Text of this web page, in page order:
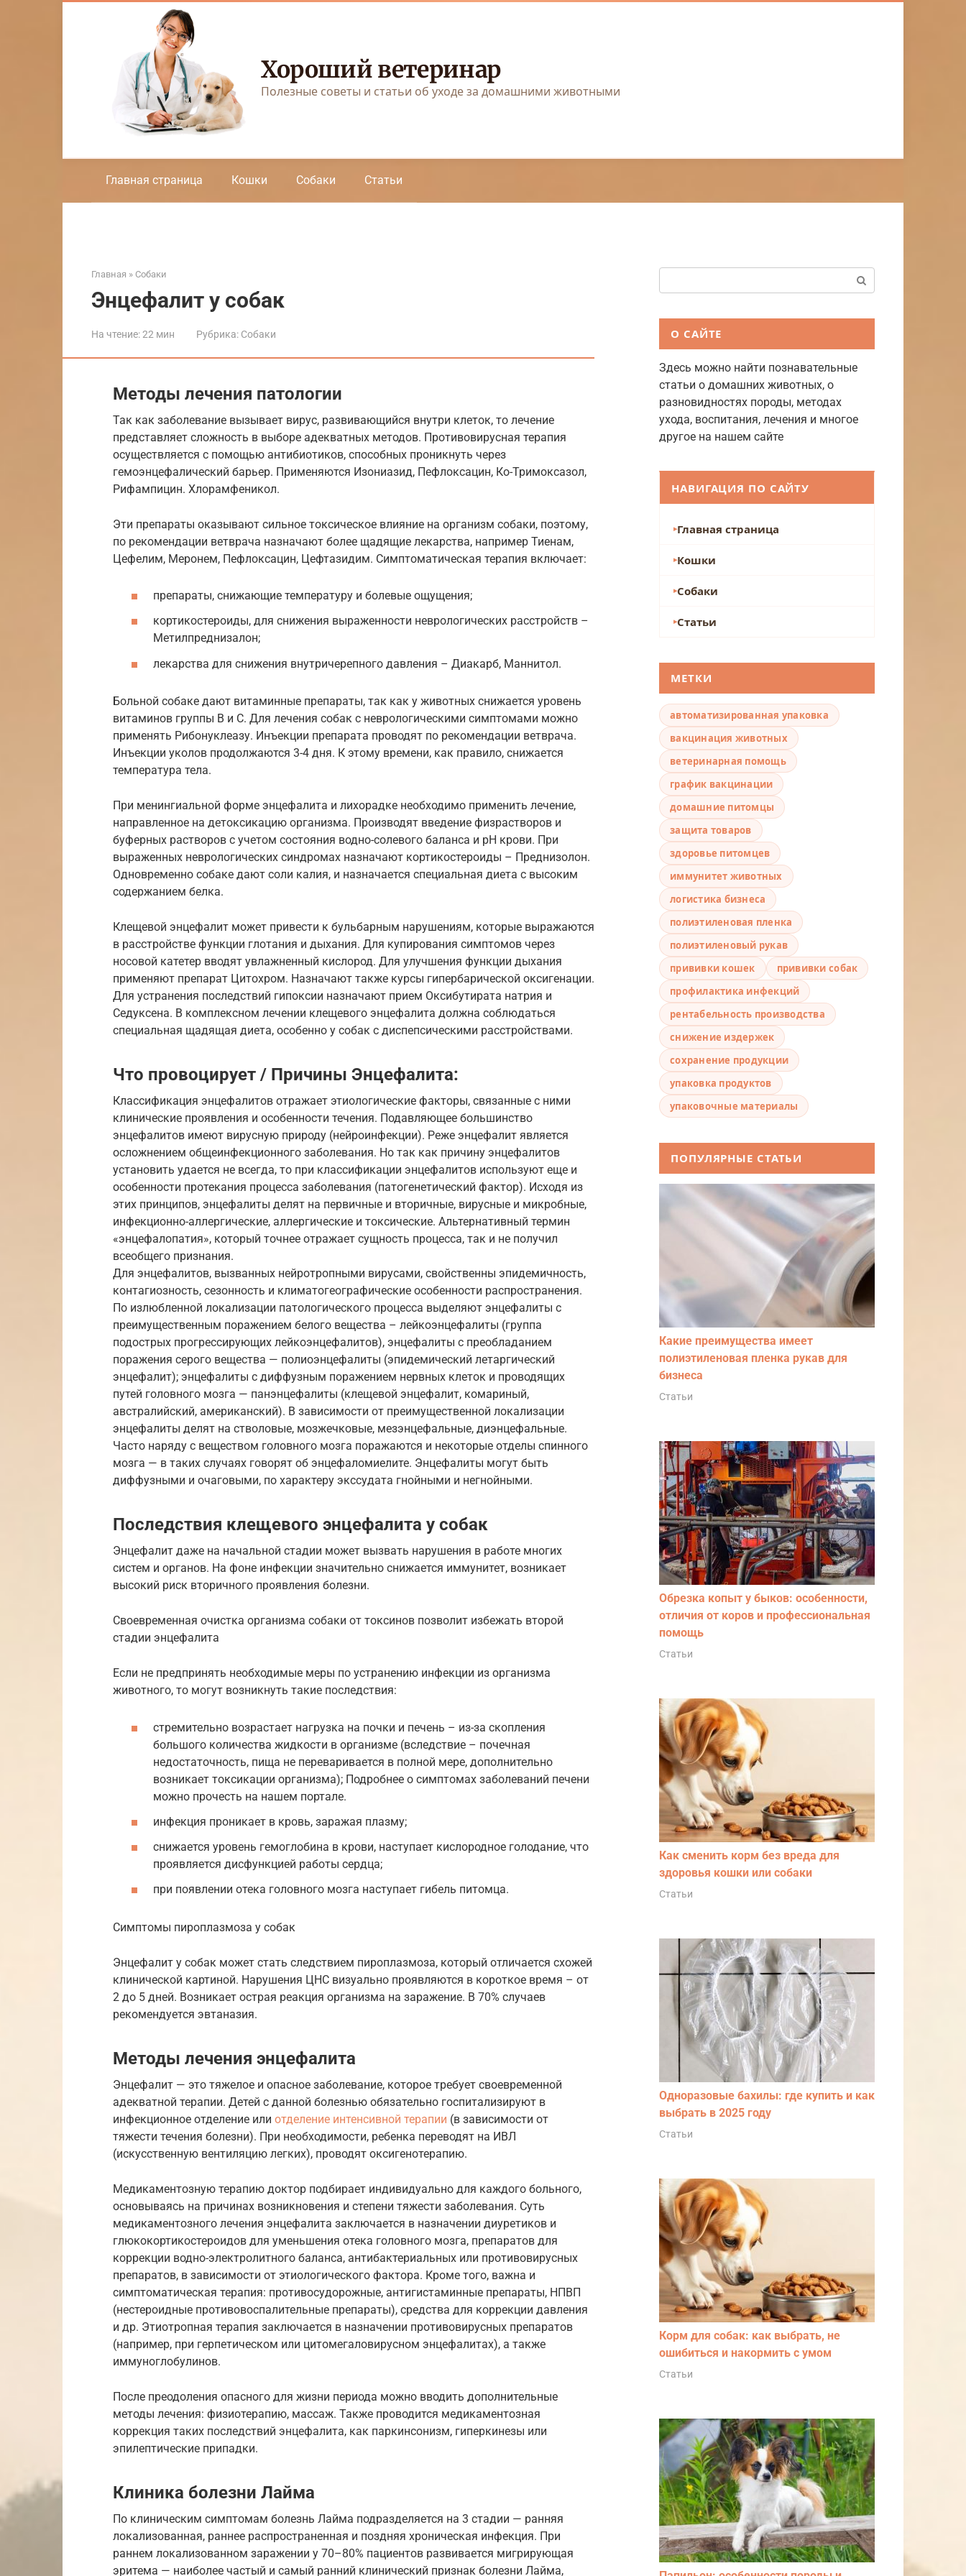
Хороший ветеринар
Полезные советы и статьи об уходе за домашними животными
Главная страница Кошки Собаки Статьи
Главная » Собаки
Энцефалит у собак
На чтение:22 мин Рубрика: Собаки
Методы лечения патологии
Так как заболевание вызывает вирус, развивающийся внутри клеток, то лечение
представляет сложность в выборе адекватных методов. Противовирусная терапия
осуществляется с помощью антибиотиков, способных проникнуть через
гемоэнцефалический барьер. Применяются Изониазид, Пефлоксацин, Ко-Тримоксазол,
Рифампицин. Хлорамфеникол.
Эти препараты оказывают сильное токсическое влияние на организм собаки, поэтому,
по рекомендации ветврача назначают более щадящие лекарства, например Тиенам,
Цефелим, Меронем, Пефлоксацин, Цефтазидим. Симптоматическая терапия включает:
препараты, снижающие температуру и болевые ощущения;
кортикостероиды, для снижения выраженности неврологических расстройств –
Метилпреднизалон;
лекарства для снижения внутричерепного давления – Диакарб, Маннитол.
Больной собаке дают витаминные препараты, так как у животных снижается уровень
витаминов группы В и С. Для лечения собак с неврологическими симптомами можно
применять Рибонуклеазу. Инъекции препарата проводят по рекомендации ветврача.
Инъекции уколов продолжаются 3-4 дня. К этому времени, как правило, снижается
температура тела.
При менингиальной форме энцефалита и лихорадке необходимо применить лечение,
направленное на детоксикацию организма. Производят введение физрастворов и
буферных растворов с учетом состояния водно-солевого баланса и рН крови. При
выраженных неврологических синдромах назначают кортикостероиды – Преднизолон.
Одновременно собаке дают соли калия, и назначается специальная диета с высоким
содержанием белка.
Клещевой энцефалит может привести к бульбарным нарушениям, которые выражаются
в расстройстве функции глотания и дыхания. Для купирования симптомов через
носовой катетер вводят увлажненный кислород. Для улучшения функции дыхания
применяют препарат Цитохром. Назначают также курсы гипербарической оксигенации.
Для устранения последствий гипоксии назначают прием Оксибутирата натрия и
Седуксена. В комплексном лечении клещевого энцефалита должна соблюдаться
специальная щадящая диета, особенно у собак с диспепсическими расстройствами.
Что провоцирует / Причины Энцефалита:
Классификация энцефалитов отражает этиологические факторы, связанные с ними
клинические проявления и особенности течения. Подавляющее большинство
энцефалитов имеют вирусную природу (нейроинфекции). Реже энцефалит является
осложнением общеинфекционного заболевания. Но так как причину энцефалитов
установить удается не всегда, то при классификации энцефалитов используют еще и
особенности протекания процесса заболевания (патогенетический фактор). Исходя из
этих принципов, энцефалиты делят на первичные и вторичные, вирусные и микробные,
инфекционно-аллергические, аллергические и токсические. Альтернативный термин
«энцефалопатия», который точнее отражает сущность процесса, так и не получил
всеобщего признания.
Для энцефалитов, вызванных нейротропными вирусами, свойственны эпидемичность,
контагиозность, сезонность и климатогеографические особенности распространения.
По излюбленной локализации патологического процесса выделяют энцефалиты с
преимущественным поражением белого вещества – лейкоэнцефалиты (группа
подострых прогрессирующих лейкоэнцефалитов), энцефалиты с преобладанием
поражения серого вещества — полиоэнцефалиты (эпидемический летаргический
энцефалит); энцефалиты с диффузным поражением нервных клеток и проводящих
путей головного мозга — панэнцефалиты (клещевой энцефалит, комариный,
австралийский, американский). В зависимости от преимущественной локализации
энцефалиты делят на стволовые, мозжечковые, мезэнцефальные, диэнцефальные.
Часто наряду с веществом головного мозга поражаются и некоторые отделы спинного
мозга — в таких случаях говорят об энцефаломиелите. Энцефалиты могут быть
диффузными и очаговыми, по характеру экссудата гнойными и негнойными.
Последствия клещевого энцефалита у собак
Энцефалит даже на начальной стадии может вызвать нарушения в работе многих
систем и органов. На фоне инфекции значительно снижается иммунитет, возникает
высокий риск вторичного проявления болезни.
Своевременная очистка организма собаки от токсинов позволит избежать второй
стадии энцефалита
Если не предпринять необходимые меры по устранению инфекции из организма
животного, то могут возникнуть такие последствия:
стремительно возрастает нагрузка на почки и печень – из-за скопления
большого количества жидкости в организме (вследствие – почечная
недостаточность, пища не переваривается в полной мере, дополнительно
возникает токсикации организма); Подробнее о симптомах заболеваний печени
можно прочесть на нашем портале.
инфекция проникает в кровь, заражая плазму;
снижается уровень гемоглобина в крови, наступает кислородное голодание, что
проявляется дисфункцией работы сердца;
при появлении отека головного мозга наступает гибель питомца.
Симптомы пироплазмоза у собак
Энцефалит у собак может стать следствием пироплазмоза, который отличается схожей
клинической картиной. Нарушения ЦНС визуально проявляются в короткое время – от
2 до 5 дней. Возникает острая реакция организма на заражение. В 70% случаев
рекомендуется эвтаназия.
Методы лечения энцефалита
Энцефалит — это тяжелое и опасное заболевание, которое требует своевременной
адекватной терапии. Детей с данной болезнью обязательно госпитализируют в
инфекционное отделение или отделение интенсивной терапии (в зависимости от
тяжести течения болезни). При необходимости, ребенка переводят на ИВЛ
(искусственную вентиляцию легких), проводят оксигенотерапию.
Медикаментозную терапию доктор подбирает индивидуально для каждого больного,
основываясь на причинах возникновения и степени тяжести заболевания. Суть
медикаментозного лечения энцефалита заключается в назначении диуретиков и
глюкокортикостероидов для уменьшения отека головного мозга, препаратов для
коррекции водно-электролитного баланса, антибактериальных или противовирусных
препаратов, в зависимости от этиологического фактора. Кроме того, важна и
симптоматическая терапия: противосудорожные, антигистаминные препараты, НПВП
(нестероидные противовоспалительные препараты), средства для коррекции давления
и др. Этиотропная терапия заключается в назначении противовирусных препаратов
(например, при герпетическом или цитомегаловирусном энцефалитах), а также
иммуноглобулинов.
После преодоления опасного для жизни периода можно вводить дополнительные
методы лечения: физиотерапию, массаж. Также проводится медикаментозная
коррекция таких последствий энцефалита, как паркинсонизм, гиперкинезы или
эпилептические припадки.
Клиника болезни Лайма
По клиническим симптомам болезнь Лайма подразделяется на 3 стадии — ранняя
локализованная, раннее распространенная и поздняя хроническая инфекция. При
раннем локализованном заражении у 70–80% пациентов развивается мигрирующая
эритема — наиболее частый и самый ранний клинический признак болезни Лайма,
О САЙТЕ
Здесь можно найти познавательные
статьи о домашних животных, о
разновидностях породы, методах
ухода, воспитания, лечения и многое
другое на нашем сайте
НАВИГАЦИЯ ПО САЙТУ
Главная страница
Кошки
Собаки
Статьи
МЕТКИ
автоматизированная упаковка
вакцинация животных
ветеринарная помощь
график вакцинации
домашние питомцы
защита товаров
здоровье питомцев
иммунитет животных
логистика бизнеса
полиэтиленовая пленка
полиэтиленовый рукав
прививки кошек
прививки собак
профилактика инфекций
рентабельность производства
снижение издержек
сохранение продукции
упаковка продуктов
упаковочные материалы
ПОПУЛЯРНЫЕ СТАТЬИ
Какие преимущества имеет
полиэтиленовая пленка рукав для
бизнеса
Статьи
Обрезка копыт у быков: особенности,
отличия от коров и профессиональная
помощь
Статьи
Как сменить корм без вреда для
здоровья кошки или собаки
Статьи
Одноразовые бахилы: где купить и как
выбрать в 2025 году
Статьи
Корм для собак: как выбрать, не
ошибиться и накормить с умом
Статьи